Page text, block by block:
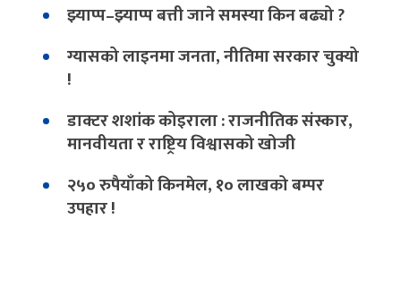
झ्याप्प–झ्याप्प बत्ती जाने समस्या किन बढ्यो ?
ग्यासको लाइनमा जनता, नीतिमा सरकार चुक्यो
!
डाक्टर शशांक कोइराला : राजनीतिक संस्कार,
मानवीयता र राष्ट्रिय विश्वासको खोजी
२५० रुपैयाँको किनमेल, १० लाखको बम्पर
उपहार !